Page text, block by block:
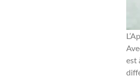
est